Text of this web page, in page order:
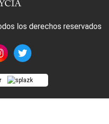
los derechos reservados